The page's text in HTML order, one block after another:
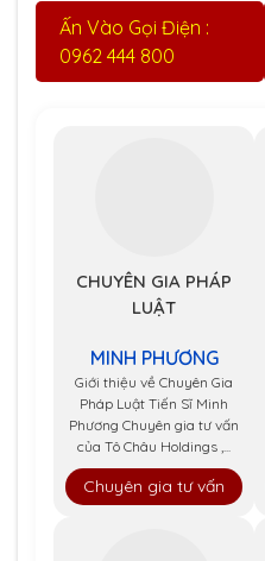
Ấn Vào Gọi Điện :
0962 444 800
CHUYÊN GIA PHÁP
LUẬT
MINH PHƯƠNG
Giới thiệu về Chuyên Gia
Pháp Luật Tiến Sĩ Minh
Phương Chuyên gia tư vấn
của Tô Châu Holdings ,...
Chuyên gia tư vấn